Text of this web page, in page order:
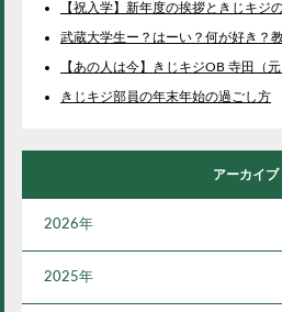
【祝入学】新年度の挨拶ときじキジ
武蔵大学生ー？はーい？何が好き？
【あの人は今】きじキジOB 寺田（
きじキジ部員の年末年始の過ごし方
アーカイブ
2026年
2025年